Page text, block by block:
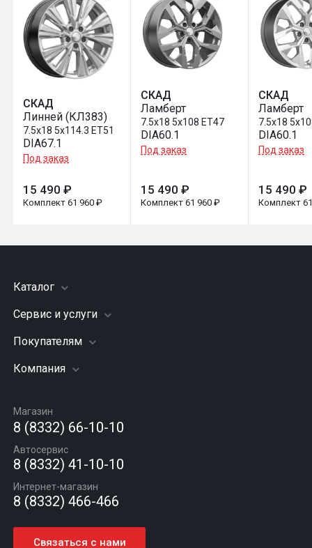
СКАД
Линней (КЛ383)
7.5x18 5x114.3 ET51
DIA67.1
Под заказ
15 490 ₽
Комплект 61 960 ₽
СКАД
Ламберт
7.5x18 5x108 ET47
DIA60.1
Под заказ
15 490 ₽
Комплект 61 960 ₽
СКАД
Ламберт
7.5x18
DIA60.1
Под заказ
15 490 ₽
Комплект
Каталог
Шины
Грузовые шины
Диски
Автомасла
Сервис и услуги
Заправка кондиционера
Подвеска (ходовая часть)
Шиномонтаж
Покупателям
Акции
Гарантии и возврат
Компания
Вакансии
Новости
Статьи
Контакты
Магазин
8 (8332) 66-10-10
Автосервис
8 (8332) 41-10-10
Интернет-магазин
8 (8332) 466-466
Связаться с нами